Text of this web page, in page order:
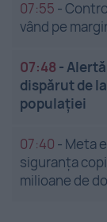
07:55 -
vând pe
07:48 -
dispărut de
populației
07:40 - Meta
siguranța
milioane de